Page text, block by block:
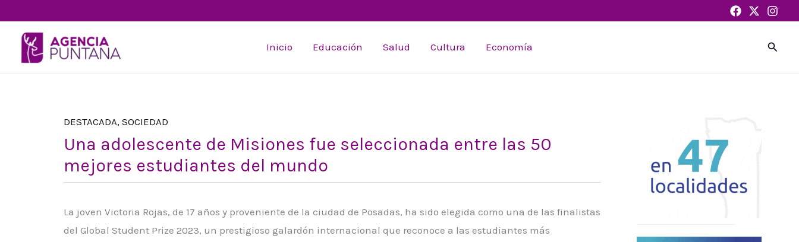
contenido
Inicio Educación Salud Cultura Economía
DESTACADA, SOCIEDAD
Una adolescente de Misiones fue seleccionada entre las 50
mejores estudiantes del mundo
La joven Victoria Rojas, de 17 años y proveniente de la ciudad de Posadas, ha sido elegida como una de las finalistas
del Global Student Prize 2023, un prestigioso galardón internacional que reconoce a las estudiantes más